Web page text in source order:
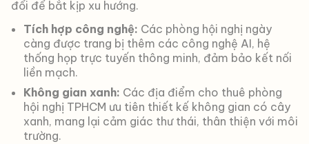
đổi để bắt kịp xu hướng.
Tích hợp công nghệ: Các phòng hội nghị ngày
càng được trang bị thêm các công nghệ AI, hệ
thống họp trực tuyến thông minh, đảm bảo kết nối
liền mạch.
Không gian xanh: Các địa điểm cho thuê phòng
hội nghị TPHCM ưu tiên thiết kế không gian có cây
xanh, mang lại cảm giác thư thái, thân thiện với môi
trường.